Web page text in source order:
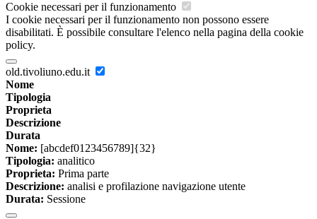
Cookie necessari per il funzionamento
I cookie necessari per il funzionamento non possono essere
disabilitati. È possibile consultare l'elenco nella pagina della cookie
policy.
old.tivoliuno.edu.it
Nome
Tipologia
Proprieta
Descrizione
Durata
Nome: [abcdef0123456789]{32}
Tipologia: analitico
Proprieta: Prima parte
Descrizione: analisi e profilazione navigazione utente
Durata: Sessione